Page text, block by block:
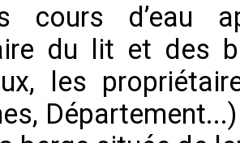
cours d’eau
du lit et des
les